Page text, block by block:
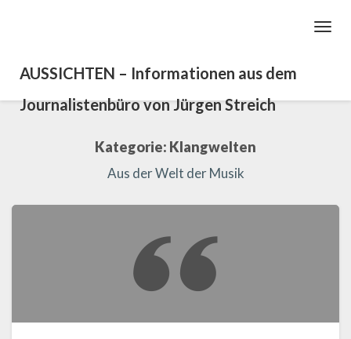
AUSSICHTEN – Informationen aus dem
Journalistenbüro von Jürgen Streich
Kategorie: Klangwelten
Aus der Welt der Musik